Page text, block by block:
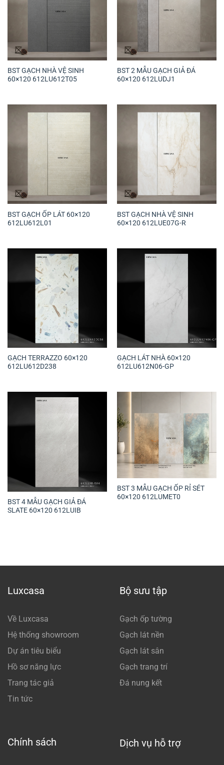
BST GẠCH NHÀ VỆ SINH
60×120 612LU612T05
BST 2 MẪU GẠCH GIẢ ĐÁ
60×120 612LUDJ1
BST GẠCH ỐP LÁT 60×120
612LU612L01
BST GẠCH NHÀ VỆ SINH
60×120 612LUE07G-R
GẠCH TERRAZZO 60×120
612LU612D238
GẠCH LÁT NHÀ 60×120
612LU612N06-GP
BST 4 MẪU GẠCH GIẢ ĐÁ
SLATE 60×120 612LUIB
BST 3 MẪU GẠCH ỐP RỈ SÉT
60×120 612LUMET0
Luxcasa
Về Luxcasa
Hệ thống showroom
Dự án tiêu biểu
Hồ sơ năng lực
Trang tác giả
Tin tức
Bộ sưu tập
Gạch ốp tường
Gạch lát nền
Gạch lát sân
Gạch trang trí
Đá nung kết
Chính sách Dịch vụ hỗ trợ